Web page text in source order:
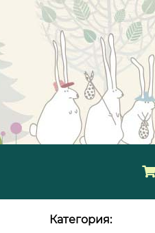
Категория: